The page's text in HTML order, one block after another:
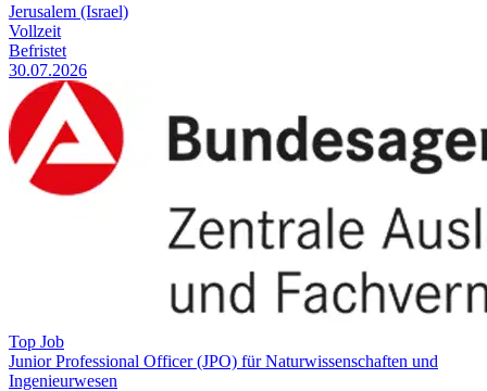
Jerusalem (Israel)
Vollzeit
Befristet
30.07.2026
Top Job
Junior Professional Officer (JPO) für Naturwissenschaften und
Ingenieurwesen